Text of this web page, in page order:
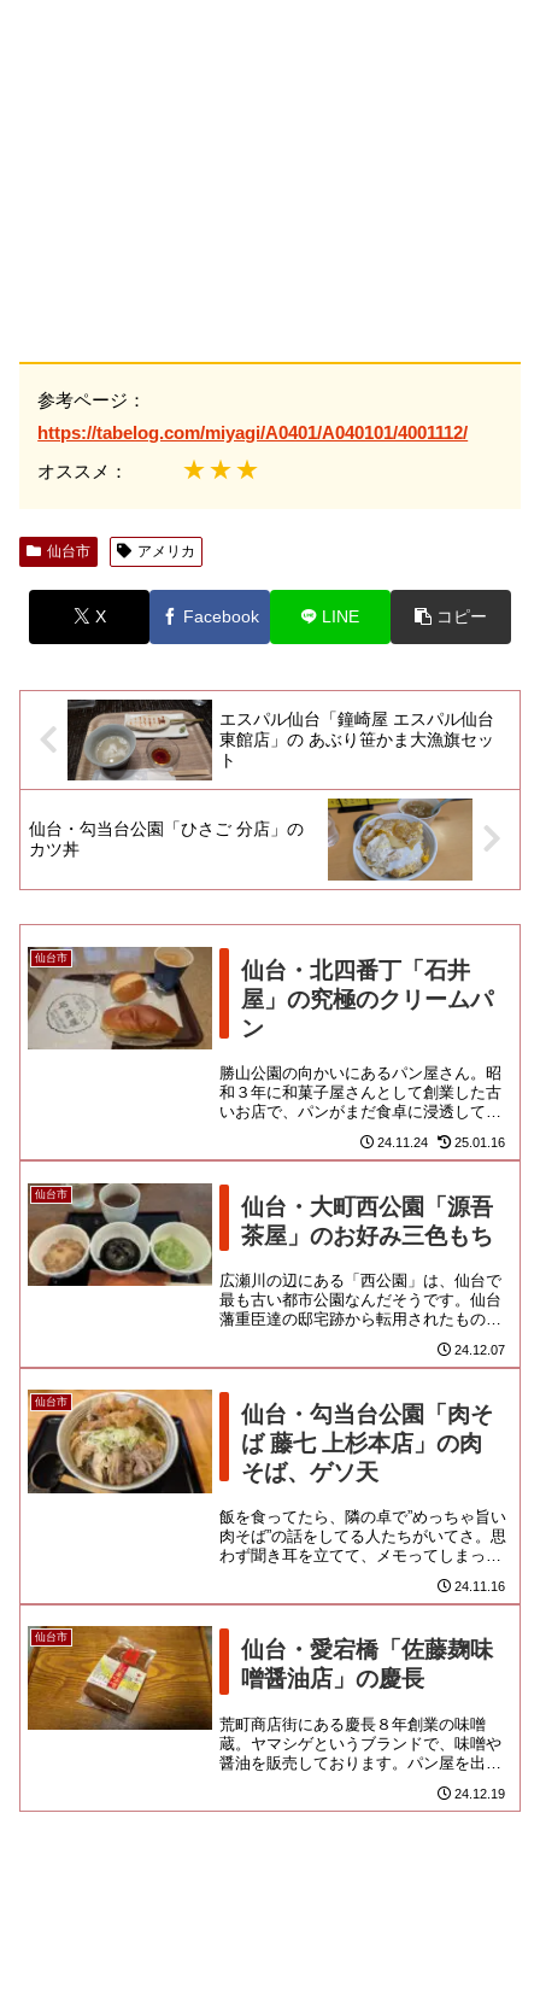
参考ページ：
https://tabelog.com/miyagi/A0401/A040101/4001112/
オススメ： ★★★
仙台市 アメリカ
X Facebook LINE コピー
エスパル仙台「鐘崎屋 エスパル仙台
東館店」の あぶり笹かま大漁旗セッ
ト
仙台・勾当台公園「ひさご 分店」の
カツ丼
仙台市
仙台・北四番丁「石井
屋」の究極のクリームパ
ン
勝山公園の向かいにあるパン屋さん。昭
和３年に和菓子屋さんとして創業した古
いお店で、パンがまだ食卓に浸透してな
かった頃から、官庁街を売り歩いた歴史
があるようです。繁華街からは...
24.11.24 25.01.16
仙台市
仙台・大町西公園「源吾
茶屋」のお好み三色もち
広瀬川の辺にある「西公園」は、仙台で
最も古い都市公園なんだそうです。仙台
藩重臣達の邸宅跡から転用されたもの
で、後に櫻岡大神宮も移ってきました。
神社の参道に建つこちらの茶屋は...24.12.07
仙台市
仙台・勾当台公園「肉そ
ば 藤七 上杉本店」の肉
そば、ゲソ天
飯を食ってたら、隣の卓で”めっちゃ旨い
肉そば”の話をしてる人たちがいてさ。思
わず聞き耳を立てて、メモってしまった
卑しいデブなのです。そういえば「富士
24.11.16
仙台市
仙台・愛宕橋「佐藤麹味
噌醤油店」の慶長
荒町商店街にある慶長８年創業の味噌
蔵。ヤマシゲというブランドで、味噌や
醤油を販売しております。パン屋を出た
ところでふと見上げると ”本場仙台味
噌” という看板が目に入ってさ...24.12.19